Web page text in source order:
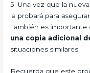
5. Una vez que la
la probará para
También es importante
una copia adicional
situaciones similares.
Recuerda que este